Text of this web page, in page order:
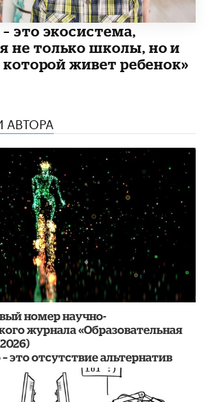
это экосистема,
не только школы, но и
живет ребенок»
АВТОРА
номер научно-
журнала «Образовательная
это отсутствие альтернатив